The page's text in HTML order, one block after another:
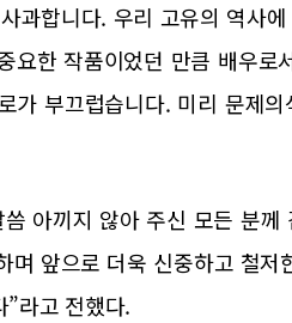
과합니다. 우리 고유의 역사
요한 작품이었던 만큼 배우로
가 부끄럽습니다. 미리 문제
아끼지 않아 주신 모든 분께
며 앞으로 더욱 신중하고 철
라고 전했다.